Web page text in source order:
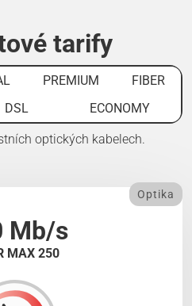
tarify
PREMIUM
FIBER
DSL ECONOMY
optických kabelech.
Mb/s
MAX 250
Optika